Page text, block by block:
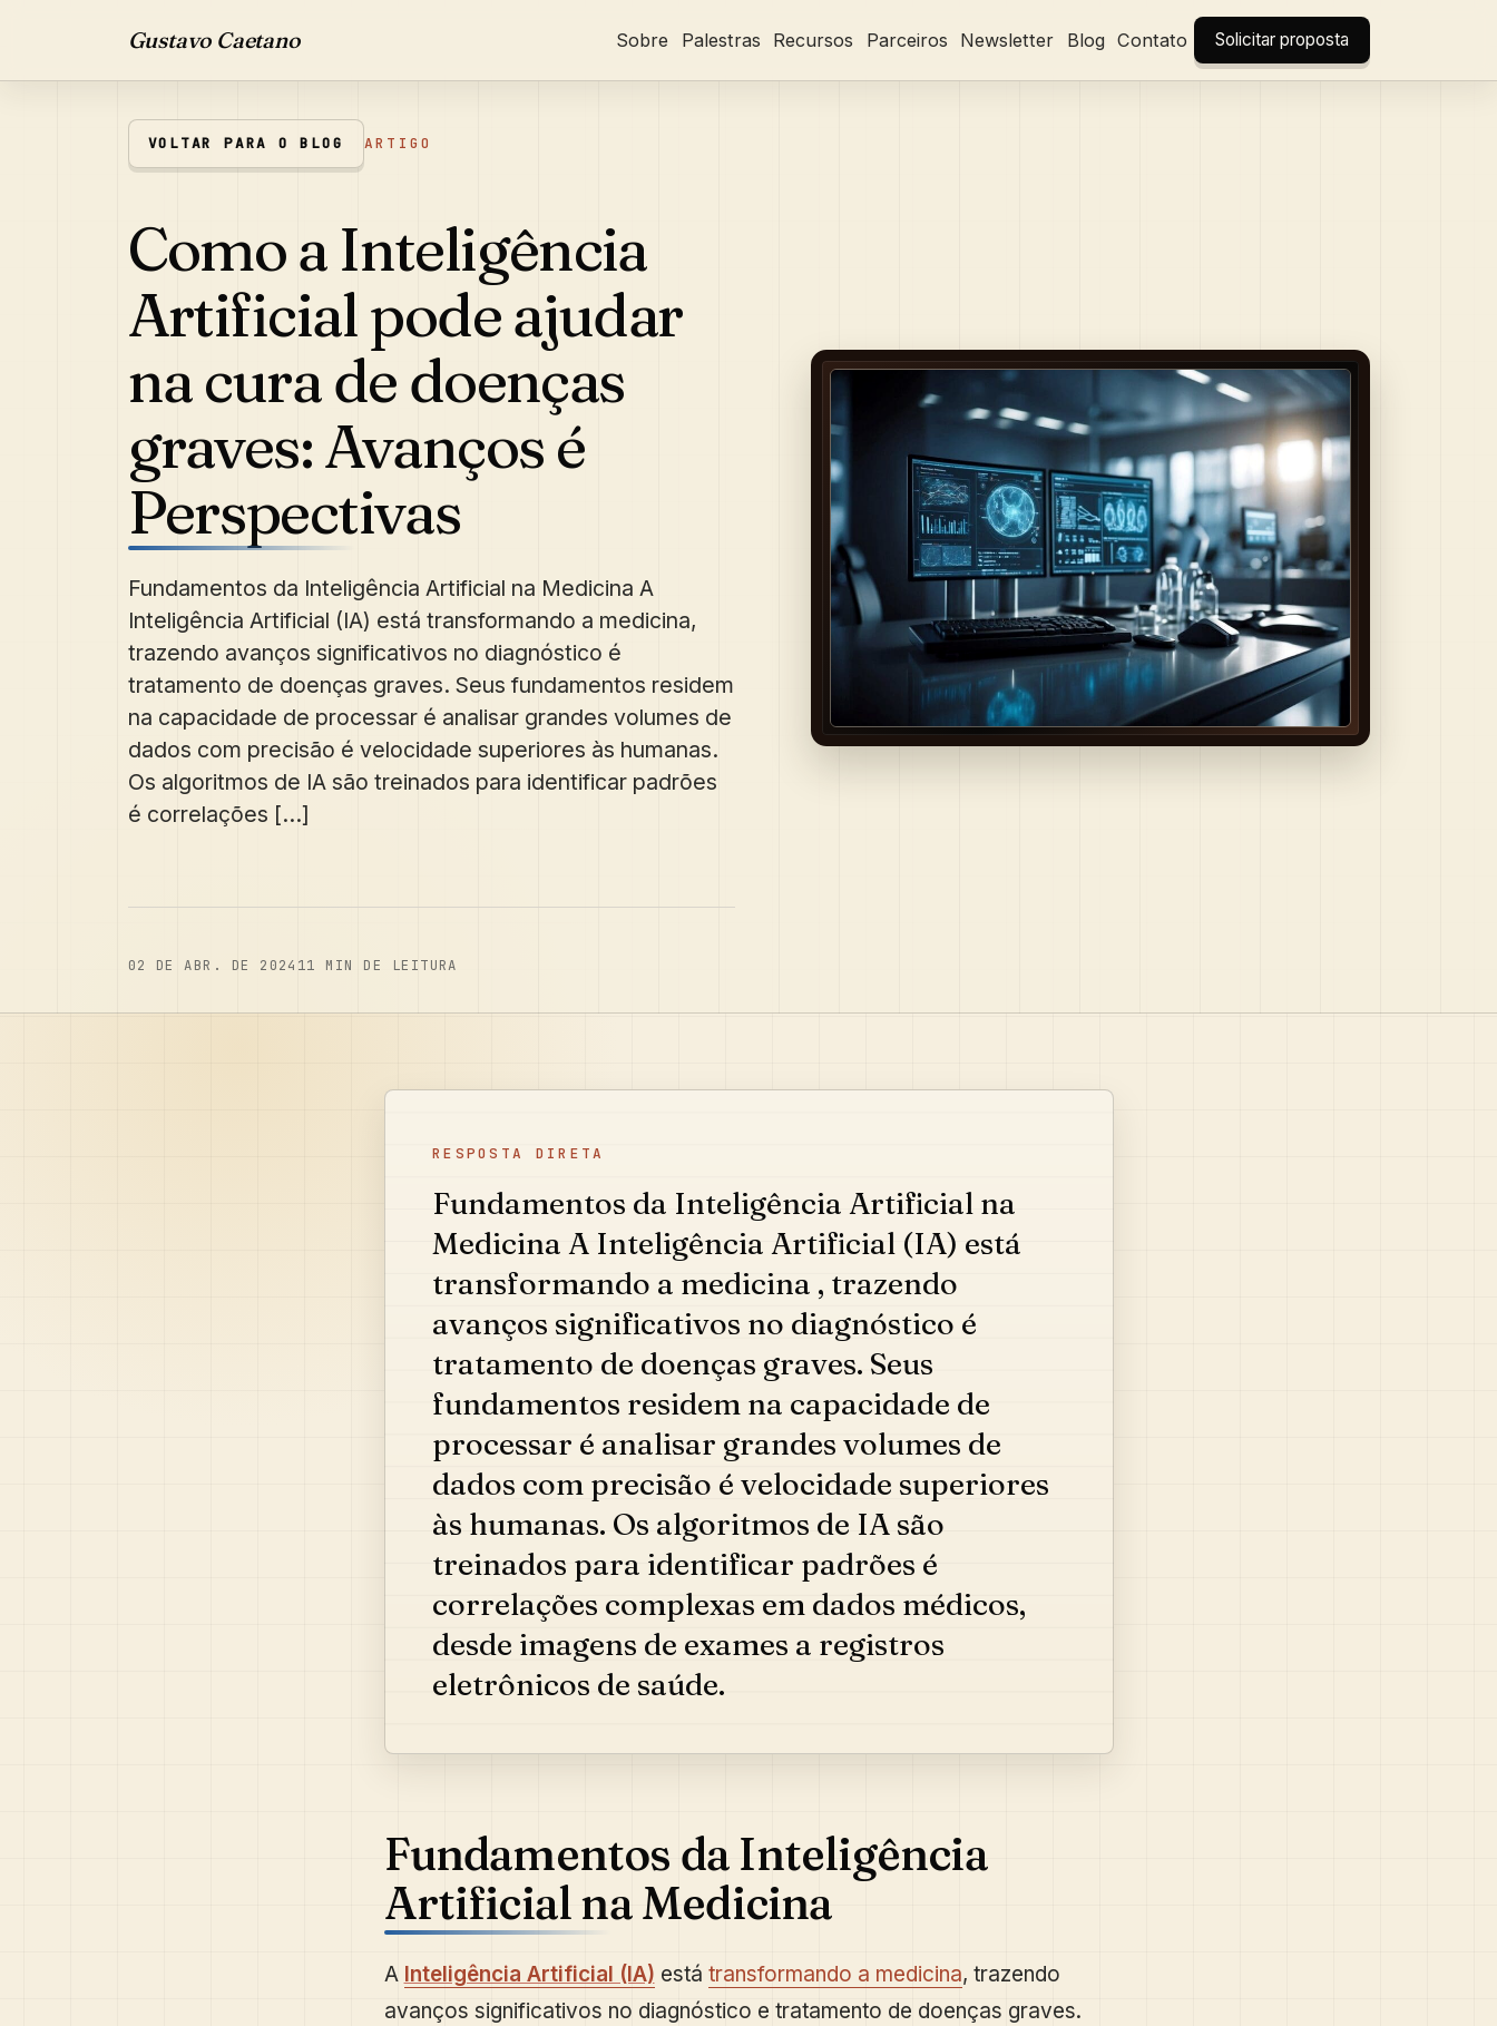
Gustavo Caetano Sobre Palestras Recursos Parceiros Newsletter Blog Contato Solicitar proposta
VOLTAR PARA O BLOG ARTIGO
Como a Inteligência
Artificial pode ajudar
na cura de doenças
graves: Avanços é
Perspectivas
Fundamentos da Inteligência Artificial na Medicina A
Inteligência Artificial (IA) está transformando a medicina,
trazendo avanços significativos no diagnóstico é
tratamento de doenças graves. Seus fundamentos residem
na capacidade de processar é analisar grandes volumes de
dados com precisão é velocidade superiores às humanas.
Os algoritmos de IA são treinados para identificar padrões
é correlações [...]
02 DE ABR. DE 2024 11 MIN DE LEITURA
RESPOSTA DIRETA
Fundamentos da Inteligência Artificial na
Medicina A Inteligência Artificial (IA) está
transformando a medicina , trazendo
avanços significativos no diagnóstico é
tratamento de doenças graves. Seus
fundamentos residem na capacidade de
processar é analisar grandes volumes de
dados com precisão é velocidade superiores
às humanas. Os algoritmos de IA são
treinados para identificar padrões é
correlações complexas em dados médicos,
desde imagens de exames a registros
eletrônicos de saúde.
Fundamentos da Inteligência
Artificial na Medicina
A Inteligência Artificial (IA) está transformando a medicina, trazendo
avanços significativos no diagnóstico e tratamento de doenças graves.